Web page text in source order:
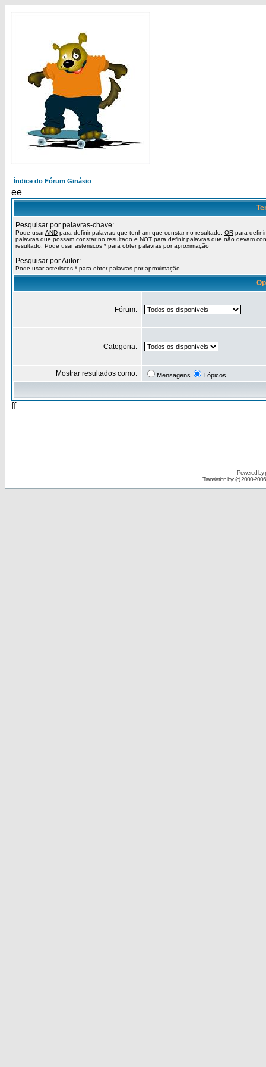
Índice do Fórum Ginásio
ee
Pesquisar por palavras-chave:
Pode usarAND para definir palavras que tenham que constar no resultado, OR para definir
palavras que possam constar no resultado e NOT para definir palavras que não devam
resultado. Pode usar asteriscos * para obter palavras por aproximação
Pesquisar por Autor:
Pode usar asteriscos * para obter palavras por aproximação
Fórum:
Categoria:
Mostrar resultados como: Mensagens Tópicos
ff
Powered by
Translation by: (c) 2000-